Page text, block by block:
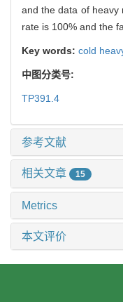
and the data of heavy
rate is 100% and the
Key words: cold
中图分类号:
TP391.4
参考文献
相关文章 15
Metrics
本文评价